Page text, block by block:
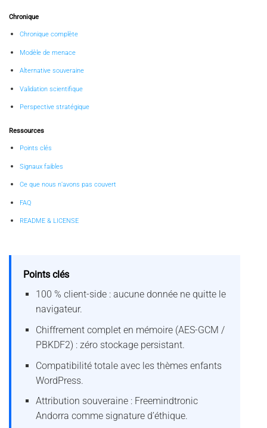
Chronique
Chronique complète
Modèle de menace
Alternative souveraine
Validation scientifique
Perspective stratégique
Ressources
Points clés
Signaux faibles
Ce que nous n’avons pas couvert
FAQ
README & LICENSE
Points clés
100 % client-side : aucune donnée ne quitte le
navigateur.
Chiffrement complet en mémoire (AES-GCM /
PBKDF2) : zéro stockage persistant.
Compatibilité totale avec les thèmes enfants
WordPress.
Attribution souveraine : Freemindtronic
Andorra comme signature d’éthique.